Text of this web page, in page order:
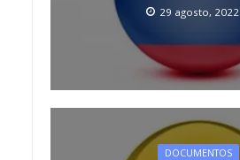
29 agosto, 2022
DOCUMENTOS